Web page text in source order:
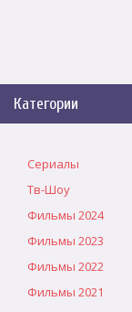
Категории
Сериалы
Тв-Шоу
Фильмы 2024
Фильмы 2023
Фильмы 2022
Фильмы 2021